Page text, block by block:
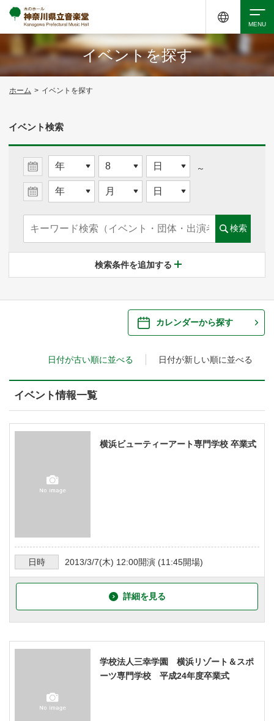
イベントを探す
・ イベント一覧
・ イベントカレンダー
・ 館内サービス・アクセシビリティ
・ よくある質問
・ 施設を借りる
・ 空き状況
音楽堂について
・ 音楽堂のご案内
・ 建築見学ツアー
神奈川県立音楽堂
SNS
検索
イベントを探す
ホーム > イベントを探す
イベント検索
～
検索
検索条件を追加する
カレンダーから探す
日付が古い順に並べる 日付が新しい順に並べる
イベント情報一覧
横浜ビューティーアート専門学校 卒業式
日時 2013/3/7(木) 12:00開演 (11:45開場)
詳細を見る
学校法人三幸学園 横浜リゾート＆スポ
ーツ専門学校 平成24年度卒業式